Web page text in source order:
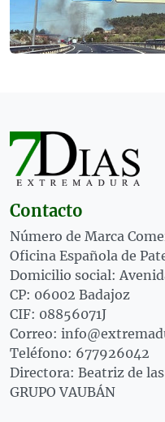
Contacto
Número de Marca
Oficina Española de
Domicilio social:
CP: 06002 Badajoz
CIF: 08856071J
Correo:
Teléfono: 677926042
Directora: Beatriz de
GRUPO VAUBÁN